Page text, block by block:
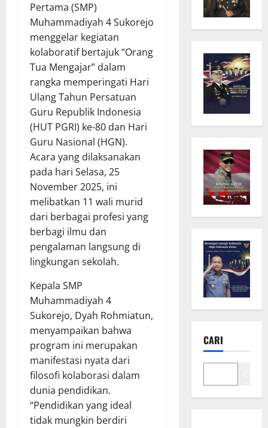
Pertama (SMP)
Muhammadiyah 4 Sukorejo
menggelar kegiatan
kolaboratif bertajuk “Orang
Tua Mengajar” dalam
rangka memperingati Hari
Ulang Tahun Persatuan
Guru Republik Indonesia
(HUT PGRI) ke-80 dan Hari
Guru Nasional (HGN).
Acara yang dilaksanakan
pada hari Selasa, 25
November 2025, ini
melibatkan 11 wali murid
dari berbagai profesi yang
berbagi ilmu dan
pengalaman langsung di
lingkungan sekolah.
Kepala SMP
Muhammadiyah 4
Sukorejo, Dyah Rohmiatun,
menyampaikan bahwa
program ini merupakan
manifestasi nyata dari
filosofi kolaborasi dalam
dunia pendidikan.
“Pendidikan yang ideal
tidak mungkin berdiri
CARI